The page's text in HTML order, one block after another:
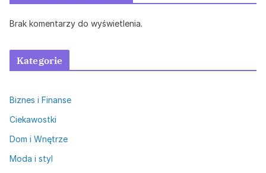
Brak komentarzy do wyświetlenia.
Kategorie
Biznes i Finanse
Ciekawostki
Dom i Wnętrze
Moda i styl